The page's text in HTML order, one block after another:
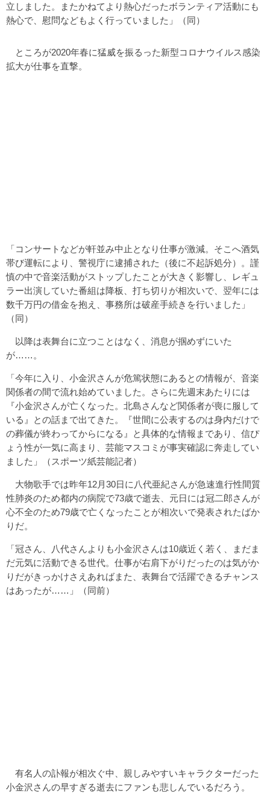
立しました。またかねてより熱心だったボランティア活動にも
熱心で、慰問などもよく行っていました」（同）
ところが2020年春に猛威を振るった新型コロナウイルス感染
拡大が仕事を直撃。
「コンサートなどが軒並み中止となり仕事が激減。そこへ酒気
帯び運転により、警視庁に逮捕された（後に不起訴処分）。謹
慎の中で音楽活動がストップしたことが大きく影響し、レギュ
ラー出演していた番組は降板、打ち切りが相次いで、翌年には
数千万円の借金を抱え、事務所は破産手続きを行いました」
（同）
以降は表舞台に立つことはなく、消息が掴めずにいた
が……。
「今年に入り、小金沢さんが危篤状態にあるとの情報が、音楽
関係者の間で流れ始めていました。さらに先週末あたりには
『小金沢さんが亡くなった。北島さんなど関係者が喪に服して
いる』との話まで出てきた。『世間に公表するのは身内だけで
の葬儀が終わってからになる』と具体的な情報まであり、信ぴ
ょう性が一気に高まり、芸能マスコミが事実確認に奔走してい
ました」（スポーツ紙芸能記者）
大物歌手では昨年12月30日に八代亜紀さんが急速進行性間質
性肺炎のため都内の病院で73歳で逝去、元日には冠二郎さんが
心不全のため79歳で亡くなったことが相次いで発表されたばか
りだ。
「冠さん、八代さんよりも小金沢さんは10歳近く若く、まだま
だ元気に活動できる世代。仕事が右肩下がりだったのは気がか
りだがきっかけさえあればまた、表舞台で活躍できるチャンス
はあったが……」（同前）
有名人の訃報が相次ぐ中、親しみやすいキャラクターだった
小金沢さんの早すぎる逝去にファンも悲しんでいるだろう。